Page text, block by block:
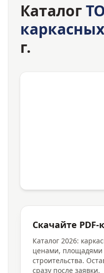
Каталог
г.
Скачайте PDF-
Каталог 2026:
ценами, площадями
строительства.
сразу после заявки.